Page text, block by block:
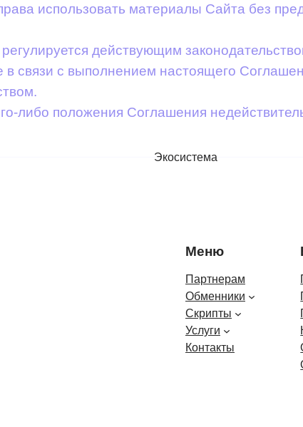
использовать материалы Сайта без
действующим
связи с выполнением настоящего
либо положения Соглашения
Экосистема
Меню
Партнерам
Обменники
Скрипты
Услуги
Контакты